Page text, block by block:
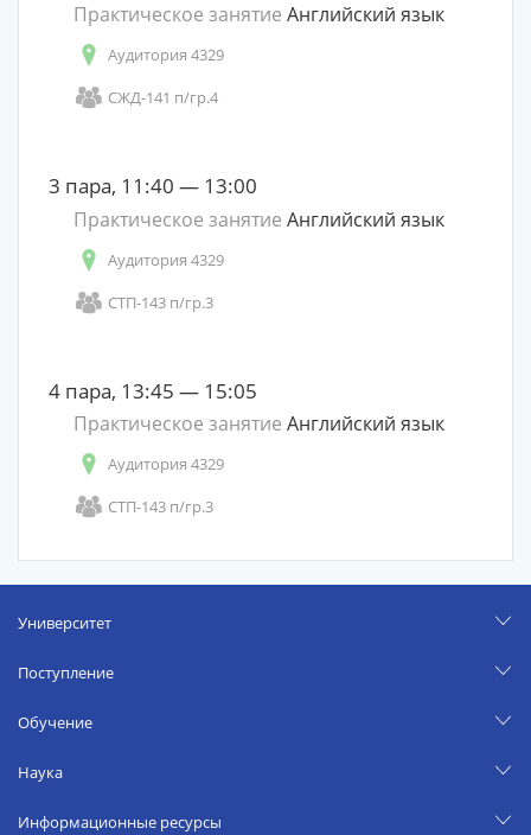
Практическое занятие Английский язык
Аудитория 4329
СЖД-141 п/гр.4
3 пара, 11:40 — 13:00
Практическое занятие Английский язык
Аудитория 4329
СТП-143 п/гр.3
4 пара, 13:45 — 15:05
Практическое занятие Английский язык
Аудитория 4329
СТП-143 п/гр.3
Университет
Поступление
Обучение
Наука
Информационные ресурсы